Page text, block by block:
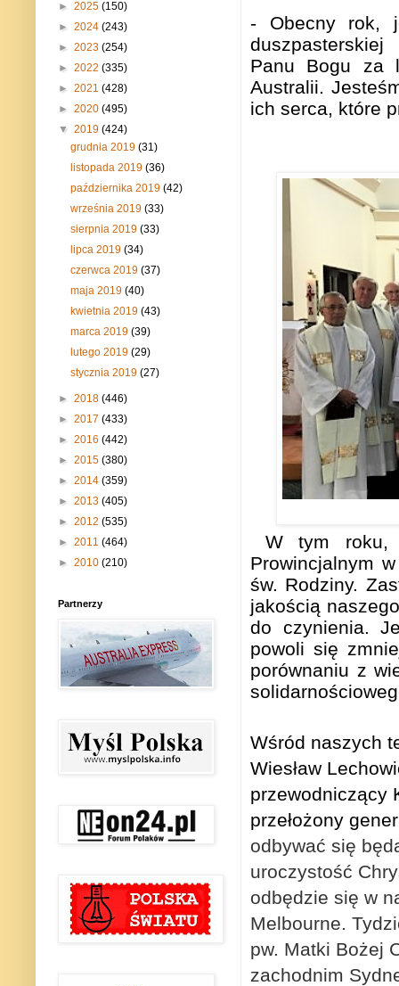
- Obecny rok,
duszpasterskiej
Panu Bogu za
Australii.
ich serca, które
W tym roku,
Prowincjalnym
św. Rodziny.
jakością
do czynienia.
powoli się
porównaniu z
Wśród naszych
Wiesław
przewodniczący
przełożony
odbywać się
uroczystość
odbędzie się w
Melbourne.
pw. Matki Bożej
zachodnim
► 2025 (150)
► 2024 (243)
► 2023 (254)
► 2022 (335)
► 2021 (428)
► 2020 (495)
▼ 2019 (424)
grudnia 2019(31)
listopada 2019(36)
października 2019(42)
września 2019(33)
sierpnia 2019(33)
lipca 2019(34)
czerwca 2019(37)
maja 2019(40)
kwietnia 2019(43)
marca 2019(39)
lutego 2019(29)
stycznia 2019(27)
► 2018 (446)
► 2017 (433)
► 2016 (442)
► 2015 (380)
► 2014 (359)
► 2013 (405)
► 2012 (535)
► 2011 (464)
► 2010 (210)
Partnerzy